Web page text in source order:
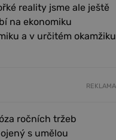
reality jsme ale ještě
na ekonomiku
a v určitém okamžiku
REKLAMA
ročních tržeb
s umělou